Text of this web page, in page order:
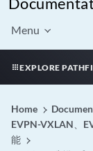
Menu
EXPLORE
Home
EVPN-VXLAN、
能